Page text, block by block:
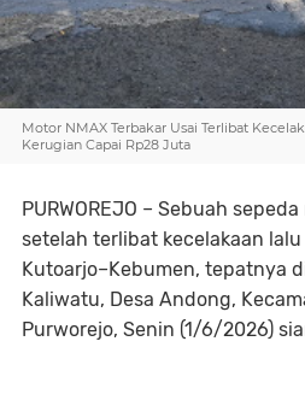
Motor NMAX Terbakar Usai Terlibat
Kerugian Capai Rp28 Juta
PURWOREJO – Sebuah
setelah terlibat kecelakaan
Kutoarjo–Kebumen, tepatnya
Kaliwatu, Desa Andong,
Purworejo, Senin (1/6/2026)